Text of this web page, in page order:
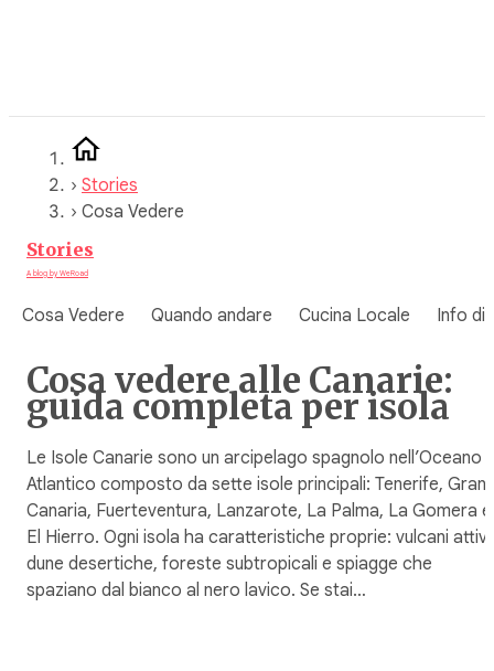
› Stories
› Cosa Vedere
Stories
A blog by WeRoad
Cosa Vedere Quando andare Cucina Locale Info di
Cosa vedere alle Canarie:
guida completa per isola
Le Isole Canarie sono un arcipelago spagnolo nell’Oceano
Atlantico composto da sette isole principali: Tenerife, Gran
Canaria, Fuerteventura, Lanzarote, La Palma, La Gomera
El Hierro. Ogni isola ha caratteristiche proprie: vulcani attivi,
dune desertiche, foreste subtropicali e spiagge che
spaziano dal bianco al nero lavico. Se stai…